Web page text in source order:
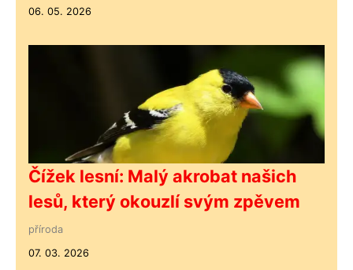
06. 05. 2026
Čížek lesní: Malý akrobat našich
lesů, který okouzlí svým zpěvem
příroda
07. 03. 2026